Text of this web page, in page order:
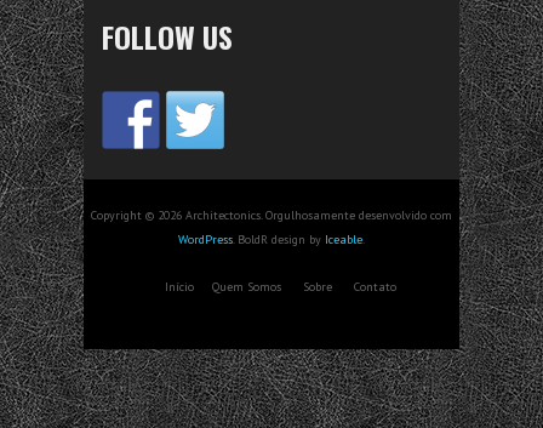
FOLLOW US
Copyright © 2026 Architectonics. Orgulhosamente desenvolvido com
WordPress. BoldR design by Iceable.
Início Quem Somos Sobre Contato